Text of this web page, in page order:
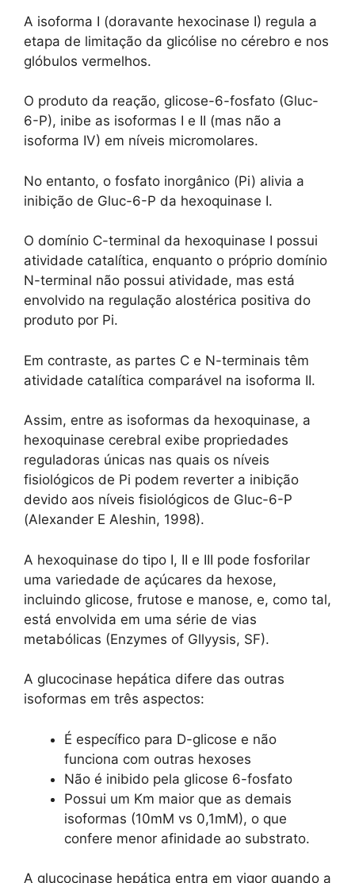
A isoforma I (doravante hexocinase I) regula a
etapa de limitação da glicólise no cérebro e nos
glóbulos vermelhos.
O produto da reação, glicose-6-fosfato (Gluc-
6-P), inibe as isoformas I e II (mas não a
isoforma IV) em níveis micromolares.
No entanto, o fosfato inorgânico (Pi) alivia a
inibição de Gluc-6-P da hexoquinase I.
O domínio C-terminal da hexoquinase I possui
atividade catalítica, enquanto o próprio domínio
N-terminal não possui atividade, mas está
envolvido na regulação alostérica positiva do
produto por Pi.
Em contraste, as partes C e N-terminais têm
atividade catalítica comparável na isoforma II.
Assim, entre as isoformas da hexoquinase, a
hexoquinase cerebral exibe propriedades
reguladoras únicas nas quais os níveis
fisiológicos de Pi podem reverter a inibição
devido aos níveis fisiológicos de Gluc-6-P
(Alexander E Aleshin, 1998).
A hexoquinase do tipo I, II e III pode fosforilar
uma variedade de açúcares da hexose,
incluindo glicose, frutose e manose, e, como tal,
está envolvida em uma série de vias
metabólicas (Enzymes of Gllyysis, SF).
A glucocinase hepática difere das outras
isoformas em três aspectos:
É específico para D-glicose e não
funciona com outras hexoses
Não é inibido pela glicose 6-fosfato
Possui um Km maior que as demais
isoformas (10mM vs 0,1mM), o que
confere menor afinidade ao substrato.
A glucocinase hepática entra em vigor quando a